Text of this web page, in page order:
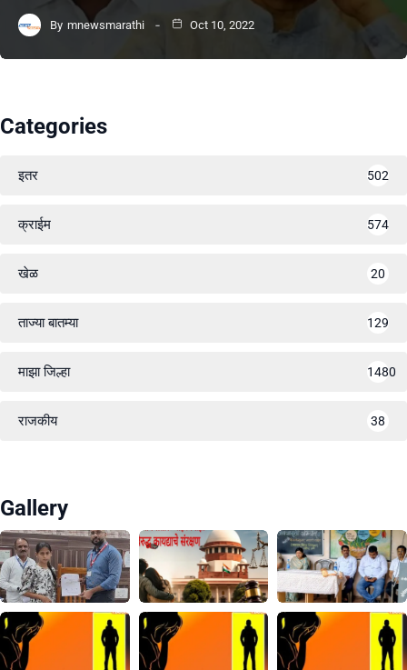
By mnewsmarathi Oct 10, 2022
Categories
इतर 502
क्राईम 574
खेळ 20
ताज्या बातम्या 129
माझा जिल्हा 1480
राजकीय 38
Gallery